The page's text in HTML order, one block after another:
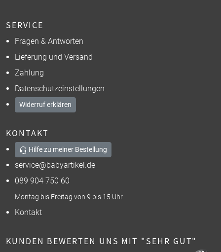
SERVICE
Fragen & Antworten
Lieferung und Versand
Zahlung
Datenschutzeinstellungen
Widerruf erklären
KONTAKT
Hilfe zu meiner Bestellung
service@babyartikel.de
089 904 750 60
Montag bis Freitag von 9 bis 15 Uhr
Kontakt
KUNDEN BEWERTEN UNS MIT "SEHR GUT"